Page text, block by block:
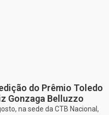
do Prêmio Toledo
Gonzaga Belluzzo
na sede da CTB Nacional,